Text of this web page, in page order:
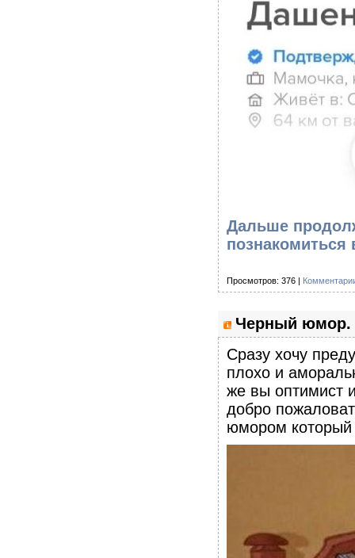
Дальше
Просмотров: 376 |
Черный юмор.
Сразу хочу
плохо и
же вы оптимист
добро
юмором который